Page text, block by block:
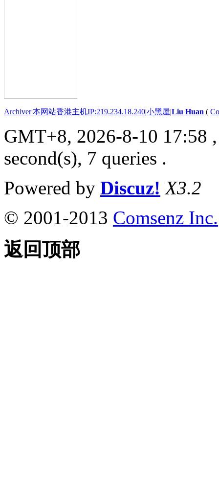
Archiver|本网站香港主机IP:219.234.18.240|小黑屋|Liu Huan (
GMT+8, 2026-8-10 17:58
second(s), 7 queries .
Powered by Discuz! X3.2
© 2001-2013 Comsenz Inc.
返回顶部